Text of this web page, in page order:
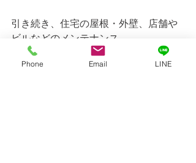
引き続き、住宅の屋根・外壁、店舗や
ビルなどのメンテナンス、
工場・事務所の修繕についても承って
おりますので
Phone Email LINE